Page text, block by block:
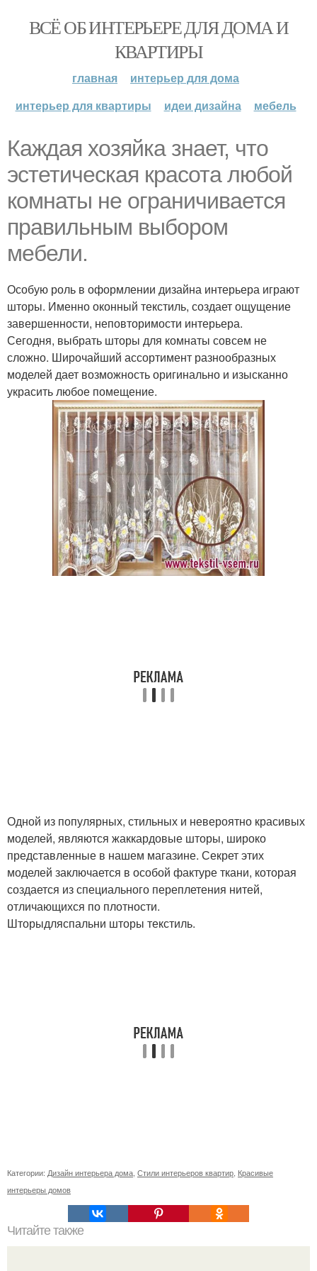
ВСЁ ОБ ИНТЕРЬЕРЕ ДЛЯ ДОМА И
КВАРТИРЫ
главная
интерьер для дома
интерьер для квартиры
идеи дизайна мебель
Каждая хозяйка знает, что
эстетическая красота любой
комнаты не ограничивается
правильным выбором
мебели.
Особую роль в оформлении дизайна интерьера играют
шторы. Именно оконный текстиль, создает ощущение
завершенности, неповторимости интерьера.
Сегодня, выбрать шторы для комнаты совсем не
сложно. Широчайший ассортимент разнообразных
моделей дает возможность оригинально и изысканно
украсить любое помещение.
Одной из популярных, стильных и невероятно красивых
моделей, являются жаккардовые шторы, широко
представленные в нашем магазине. Секрет этих
моделей заключается в особой фактуре ткани, которая
создается из специального переплетения нитей,
отличающихся по плотности.
Шторыдляспальни шторы текстиль.
Категории: Дизайн интерьера дома Стили интерьеров квартир Красивые
интерьеры домов
Читайте также